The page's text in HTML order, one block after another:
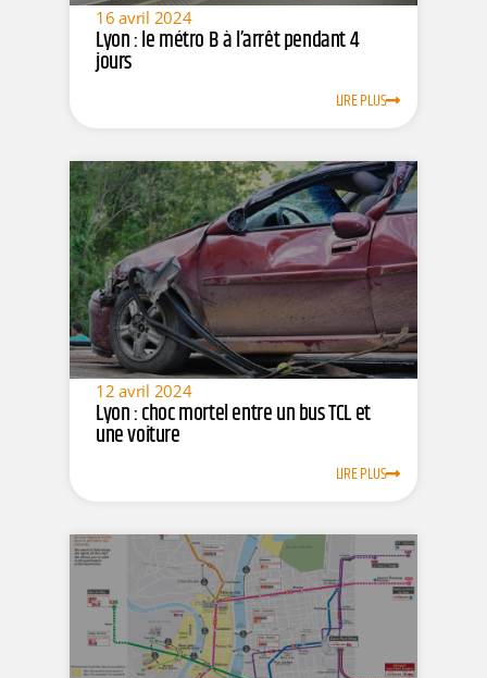
16 avril 2024
Lyon : le métro B à l’arrêt pendant 4
jours
LIRE PLUS
12 avril 2024
Lyon : choc mortel entre un bus TCL et
une voiture
LIRE PLUS